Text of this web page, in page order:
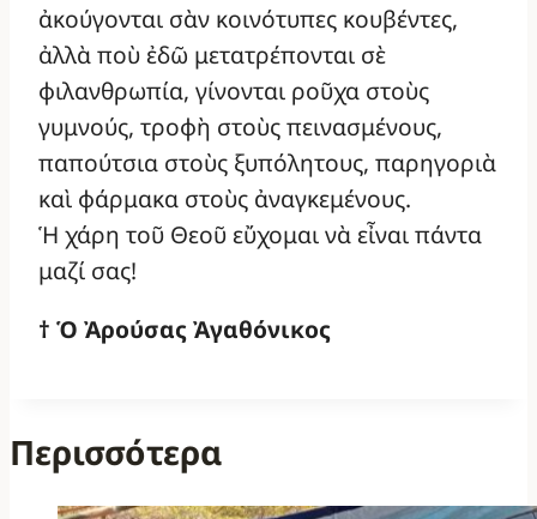
ἀκούγονται σὰν κοινότυπες κουβέντες,
ἀλλὰ ποὺ ἐδῶ μετατρέπονται σὲ
φιλανθρωπία, γίνονται ροῦχα στοὺς
γυμνούς, τροφὴ στοὺς πεινασμένους,
παπούτσια στοὺς ξυπόλητους, παρηγοριὰ
καὶ φάρμακα στοὺς ἀναγκεμένους.
Ἡ χάρη τοῦ Θεοῦ εὔχομαι νὰ εἶναι πάντα
μαζί σας!
† Ὁ Ἀρούσας Ἀγαθόνικος
Περισσότερα